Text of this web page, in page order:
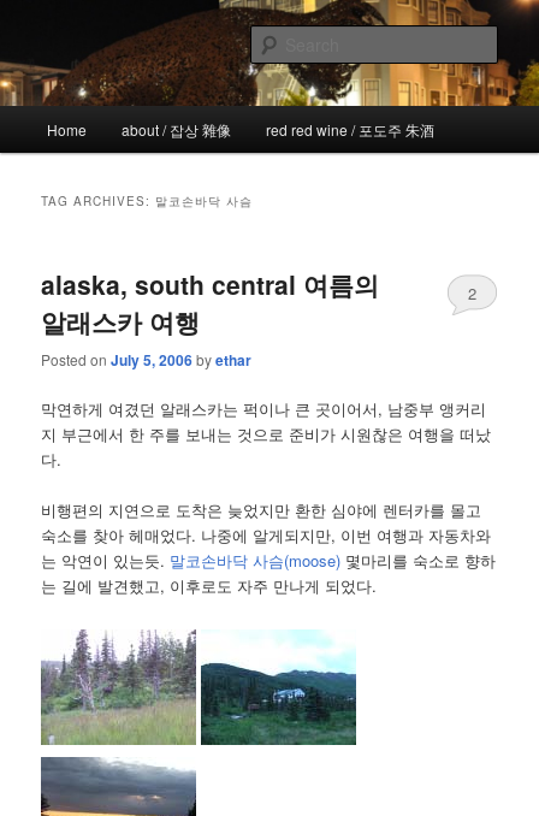
primary
content
secondary
content!wicked
the more I see the less I know
Home about / 잡상 雜像 red red wine / 포도주 朱酒
TAG ARCHIVES: 말코손바닥 사슴
alaska, south central 여름의
알래스카 여행
Posted onJuly 5, 2006byethar
2
막연하게 여겼던 알래스카는 퍽이나 큰 곳이어서, 남중부 앵커리
지 부근에서 한 주를 보내는 것으로 준비가 시원찮은 여행을 떠났
다.
비행편의 지연으로 도착은 늦었지만 환한 심야에 렌터카를 몰고
숙소를 찾아 헤매었다. 나중에 알게되지만, 이번 여행과 자동차와
는 악연이 있는듯. 말코손바닥 사슴(moose) 몇마리를 숙소로 향하
는 길에 발견했고, 이후로도 자주 만나게 되었다.